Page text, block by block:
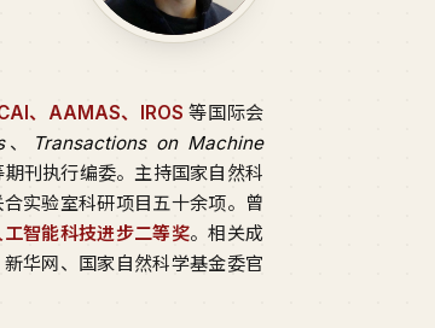
、AAMAS、IROS 等国际会
、
Transactions on Machine
刊执行编委。主持国家自然科
实验室科研项目五十余项。曾
智能科技进步二等奖。相关成
华网、国家自然科学基金委官